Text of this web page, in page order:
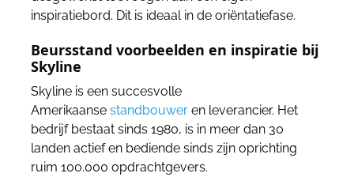
inspiratiebord. Dit is ideaal in de oriëntatiefase.
Beursstand voorbeelden en inspiratie bij
Skyline
Skyline is een succesvolle
Amerikaanse standbouwer en leverancier. Het
bedrijf bestaat sinds 1980, is in meer dan 30
landen actief en bediende sinds zijn oprichting
ruim 100.000 opdrachtgevers.